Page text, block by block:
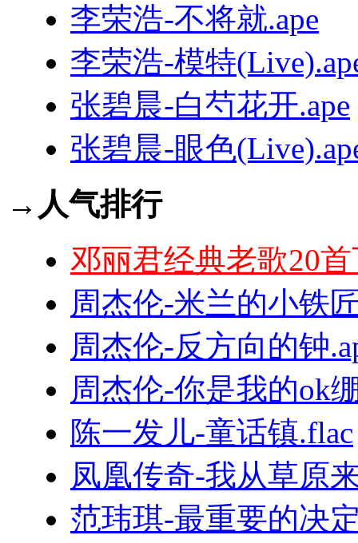
李荣浩-不将就.ape
李荣浩-模特
张碧晨-白芍花开.ape
张碧晨-眼色
→人气排行
邓丽君经典老歌20
周杰伦-米兰的小铁
周杰伦-反方向的钟
周杰伦-你是我的ok
陈一发儿-童话镇.flac
凤凰传奇-我从草原
范玮琪-最重要的决